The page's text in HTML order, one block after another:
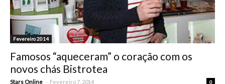
Fevereiro 2014
Famosos “aqueceram” o coração com os
novos chás Bistrotea
Stars Online - Fevereiro 7, 2014 0